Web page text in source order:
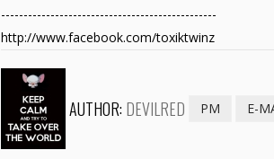
------------------------------------------------
http://www.facebook.com/toxiktwinz
AUTHOR: DEVILRED PM E-